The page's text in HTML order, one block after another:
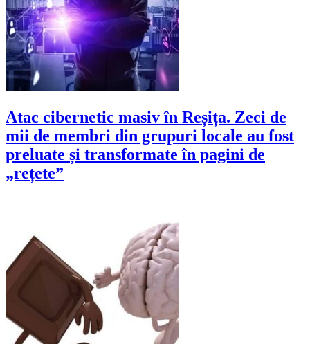
Atac cibernetic masiv în Reșița. Zeci de
mii de membri din grupuri locale au fost
preluate și transformate în pagini de
„rețete”